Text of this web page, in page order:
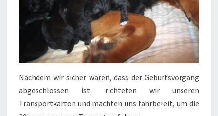
Nachdem wir sicher waren, dass der Geburtsvorgang
abgeschlossen ist, richteten wir unseren
Transportkarton und machten uns fahrbereit, um die